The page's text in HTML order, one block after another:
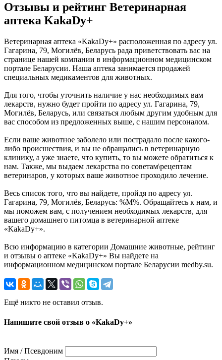
Отзывы и рейтинг Ветеринарная
аптека KakaDy+
Ветеринарная аптека «KakaDy+» расположенная по адресу ул.
Гагарина, 79, Могилёв, Беларусь рада приветствовать вас на
странице нашей компании в информационном медицинском
портале Беларусии. Наша аптека занимается продажей
специальных медикаментов для животных.
Для того, чтобы уточнить наличие у нас необходимых вам
лекарств, нужно будет пройти по адресу ул. Гагарина, 79,
Могилёв, Беларусь, или связаться любым другим удобным для
вас способом из предложенных выше, с нашим персоналом.
Если ваше животное заболело или пострадало после какого-
либо происшествия, и вы не обращались в ветеринарную
клинику, а уже знаете, что купить, то вы можете обратиться к
нам. Также, мы выдаем лекарства по советам\рецептам
ветеринаров, у которых ваше животное проходило лечение.
Весь список того, что вы найдете, пройдя по адресу ул.
Гагарина, 79, Могилёв, Беларусь: %М%. Обращайтесь к нам, и
мы поможем вам, с получением необходимых лекарств, для
вашего домашнего питомца в ветеринарной аптеке
«KakaDy+».
Всю информацию в категории Домашние животные, рейтинг
и отзывы о аптеке «KakaDy+» Вы найдете на
информационном медицинском портале Беларусии medby.su.
Ещё никто не оставил отзыв.
Напишите свой отзыв о «KakaDy+»
Имя / Псевдоним